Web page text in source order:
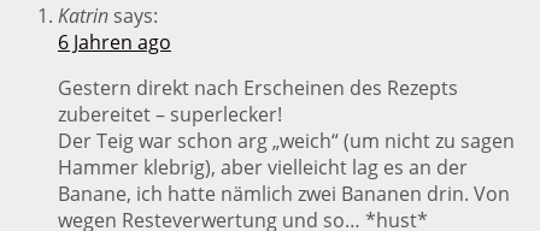
Katrin says:
6 Jahren ago
Gestern direkt nach Erscheinen des Rezepts
zubereitet – superlecker!
Der Teig war schon arg „weich“ (um nicht zu sagen
Hammer klebrig), aber vielleicht lag es an der
Banane, ich hatte nämlich zwei Bananen drin. Von
wegen Resteverwertung und so… *hust*